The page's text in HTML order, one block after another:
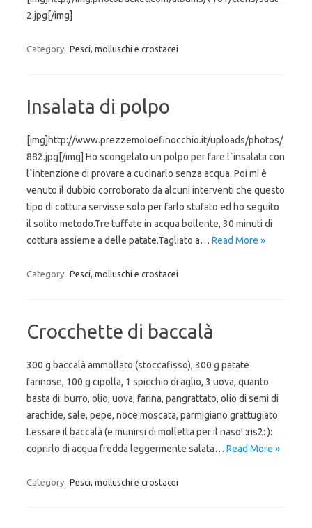
2.jpg[/img]
Category: Pesci, molluschi e crostacei
Insalata di polpo
[img]http://www.prezzemoloefinocchio.it/uploads/photos/
882.jpg[/img] Ho scongelato un polpo per fare l`insalata con
l`intenzione di provare a cucinarlo senza acqua. Poi mi è
venuto il dubbio corroborato da alcuni interventi che questo
tipo di cottura servisse solo per farlo stufato ed ho seguito
il solito metodo.Tre tuffate in acqua bollente, 30 minuti di
cottura assieme a delle patate.Tagliato a… Read More »
Category: Pesci, molluschi e crostacei
Crocchette di baccalà
300 g baccalà ammollato (stoccafisso), 300 g patate
farinose, 100 g cipolla, 1 spicchio di aglio, 3 uova, quanto
basta di: burro, olio, uova, farina, pangrattato, olio di semi di
arachide, sale, pepe, noce moscata, parmigiano grattugiato
Lessare il baccalà (e munirsi di molletta per il naso! :ris2: ):
coprirlo di acqua fredda leggermente salata… Read More »
Category: Pesci, molluschi e crostacei